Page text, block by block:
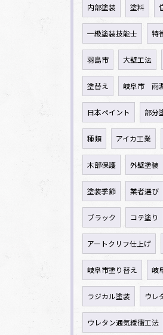
内部塗装 塗料
一級塗装技能士 特
羽島市 大壁工法
塗替え 岐阜市 雨
日本ペイント 部分
種類 アイカ工業
木部保護 外壁塗
塗装季節 業者選び
ブラック コテ塗り
アートクリフ仕上げ
岐阜市塗り替え 岐
ラジカル塗装 ウレ
ウレタン通気緩衝工法